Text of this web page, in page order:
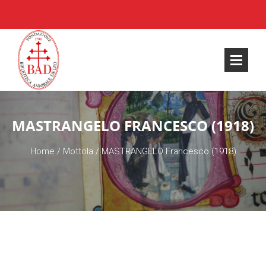
MASTRANGELO FRANCESCO (1918)
Home / Mottola /MASTRANGELO Francesco (1918)